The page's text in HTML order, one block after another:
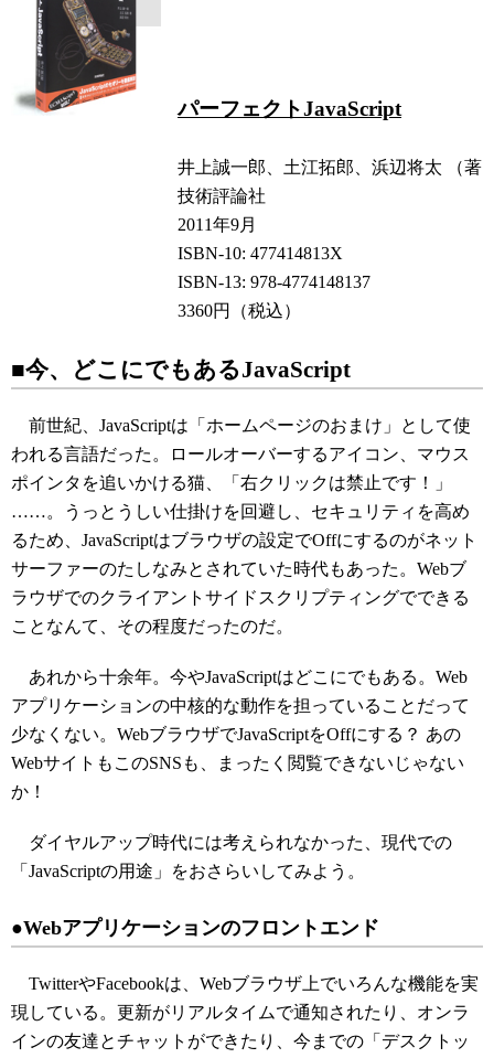
パーフェクトJavaScript
井上誠一郎、土江拓郎、浜辺将太 （著
技術評論社
2011年9月
ISBN-10: 477414813X
ISBN-13: 978-4774148137
3360円（税込）
■今、どこにでもあるJavaScript
前世紀、JavaScriptは「ホームページのおまけ」として使
われる言語だった。ロールオーバーするアイコン、マウス
ポインタを追いかける猫、「右クリックは禁止です！」
……。うっとうしい仕掛けを回避し、セキュリティを高め
るため、JavaScriptはブラウザの設定でOffにするのがネット
サーファーのたしなみとされていた時代もあった。Webブ
ラウザでのクライアントサイドスクリプティングでできる
ことなんて、その程度だったのだ。
あれから十余年。今やJavaScriptはどこにでもある。Web
アプリケーションの中核的な動作を担っていることだって
少なくない。WebブラウザでJavaScriptをOffにする？ あの
WebサイトもこのSNSも、まったく閲覧できないじゃない
か！
ダイヤルアップ時代には考えられなかった、現代での
「JavaScriptの用途」をおさらいしてみよう。
●Webアプリケーションのフロントエンド
TwitterやFacebookは、Webブラウザ上でいろんな機能を実
現している。更新がリアルタイムで通知されたり、オンラ
インの友達とチャットができたり、今までの「デスクトッ